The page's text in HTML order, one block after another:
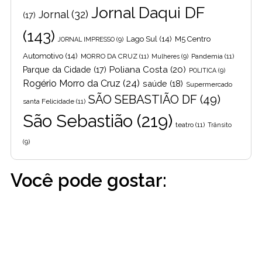
(17) Jornal(32) Jornal Daqui DF
(143) JORNAL IMPRESSO (9) Lago Sul (14) M5 Centro
Automotivo (14) MORRO DA CRUZ (11) Mulheres (9) Pandemia (11)
Parque da Cidade (17) Poliana Costa (20) POLITICA (9)
Rogério Morro da Cruz (24) saúde (18) Supermercado
santa Felicidade (11) SÃO SEBASTIÃO DF (49)
São Sebastião (219) teatro (11) Trânsito
(9)
Você pode gostar: